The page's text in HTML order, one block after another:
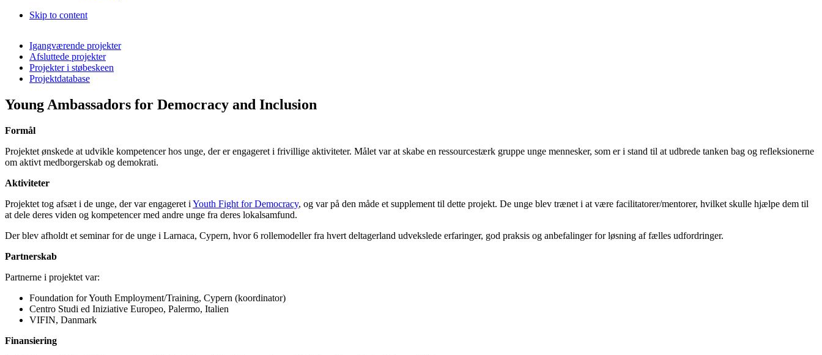
Skip to content
Igangværende projekter
Afsluttede projekter
Projekter i støbeskeen
Projektdatabase
Young Ambassadors for Democracy and Inclusion
Formål
Projektet ønskede at udvikle kompetencer hos unge, der er engageret i frivillige aktiviteter. Målet var at skabe en ressourcestærk gruppe unge mennesker, som er i stand til at udbrede tanken bag og refleksionerne
om aktivt medborgerskab og demokrati.
Aktiviteter
Projektet tog afsæt i de unge, der var engageret i Youth Fight for Democracy, og var på den måde et supplement til dette projekt. De unge blev trænet i at være facilitatorer/mentorer, hvilket skulle hjælpe dem til
at dele deres viden og kompetencer med andre unge fra deres lokalsamfund.
Der blev afholdt et seminar for de unge i Larnaca, Cypern, hvor 6 rollemodeller fra hvert deltagerland udvekslede erfaringer, god praksis og anbefalinger for løsning af fælles udfordringer.
Partnerskab
Partnerne i projektet var:
Foundation for Youth Employment/Training, Cypern (koordinator)
Centro Studi ed Iniziative Europeo, Palermo, Italien
VIFIN, Danmark
Finansiering